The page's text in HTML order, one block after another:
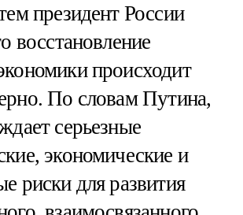
президент России
восстановление
происходит
По словам Путина,
серьезные
экономические и
риски для развития